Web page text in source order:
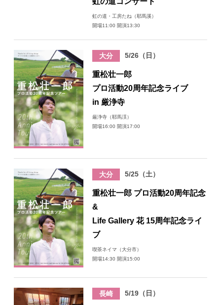
プロフィール
演奏依頼
お問い合わせ
虹の道・工房たね（耶馬溪）
開場11:00 開演13:30
大分 5/26（日）
重松壮一郎
プロ活動20周年記念ライブ
in 厳浄寺
厳浄寺（耶馬渓）
開場16:00 開演17:00
大分 5/25（土）
重松壮一郎 プロ活動20周年記念
&
Life Gallery 花 15周年記念ライ
ブ
喫茶ネイマ（大分市）
開場14:30 開演15:00
長崎 5/19（日）